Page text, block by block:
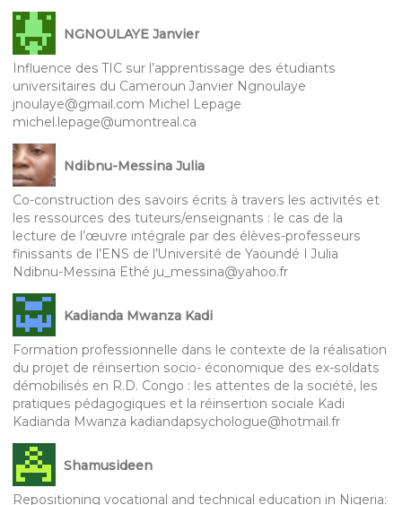
NGNOULAYE Janvier
Influence des TIC sur l’apprentissage des étudiants
universitaires du Cameroun Janvier Ngnoulaye
jnoulaye@gmail.com Michel Lepage
michel.lepage@umontreal.ca
Ndibnu-Messina Julia
Co-construction des savoirs écrits à travers les activités et
les ressources des tuteurs/enseignants : le cas de la
lecture de l’œuvre intégrale par des élèves-professeurs
finissants de l’ENS de l’Université de Yaoundé I Julia
Ndibnu-Messina Ethé ju_messina@yahoo.fr
Kadianda Mwanza Kadi
Formation professionnelle dans le contexte de la réalisation
du projet de réinsertion socio- économique des ex-soldats
démobilisés en R.D. Congo : les attentes de la société, les
pratiques pédagogiques et la réinsertion sociale Kadi
Kadianda Mwanza kadiandapsychologue@hotmail.fr
Shamusideen
Repositioning vocational and technical education in Nigeria: